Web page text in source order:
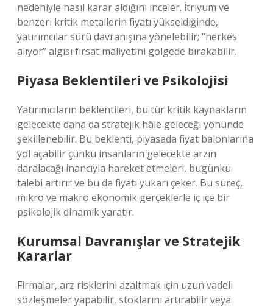
nedeniyle nasıl karar aldığını inceler. İtriyum ve
benzeri kritik metallerin fiyatı yükseldiğinde,
yatırımcılar sürü davranışına yönelebilir; “herkes
alıyor” algısı fırsat maliyetini gölgede bırakabilir.
Piyasa Beklentileri ve Psikolojisi
Yatırımcıların beklentileri, bu tür kritik kaynakların
gelecekte daha da stratejik hâle geleceği yönünde
şekillenebilir. Bu beklenti, piyasada fiyat balonlarına
yol açabilir çünkü insanların gelecekte arzın
daralacağı inancıyla hareket etmeleri, bugünkü
talebi artırır ve bu da fiyatı yukarı çeker. Bu süreç,
mikro ve makro ekonomik gerçeklerle iç içe bir
psikolojik dinamik yaratır.
Kurumsal Davranışlar ve Stratejik
Kararlar
Firmalar, arz risklerini azaltmak için uzun vadeli
sözleşmeler yapabilir, stoklarını artırabilir veya